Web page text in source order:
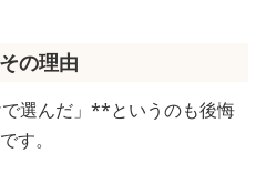
の理由
選んだ」**というのも後悔
す。